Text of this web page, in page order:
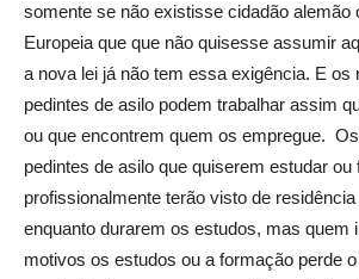
somente se não existisse cidadão alemão
Europeia que que não quisesse assumir
a nova lei já não tem essa exigência. E os
pedintes de asilo podem trabalhar assim
ou que encontrem quem os empregue.
pedintes de asilo que quiserem estudar ou
profissionalmente terão visto de
enquanto durarem os estudos, mas quem
motivos os estudos ou a formação perde